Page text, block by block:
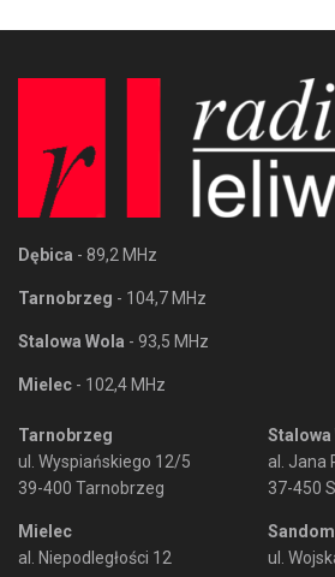
Dębica - 89,2 MHz
Tarnobrzeg - 104,7 MHz
Stalowa Wola - 93,5 MHz
Mielec - 102,4 MHz
Tarnobrzeg
ul. Wyspiańskiego 12/5
39-400 Tarnobrzeg
Mielec
al. Niepodległości 12
Stalowa
al. Jana
37-450
ul.